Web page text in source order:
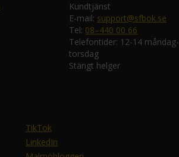
Kundtjänst
E-mail: support@sfbok.se
Tel: 08–440 00 66
Telefontider: 12-14 måndag-
torsdag
Stängt helger
TikTok
LinkedIn